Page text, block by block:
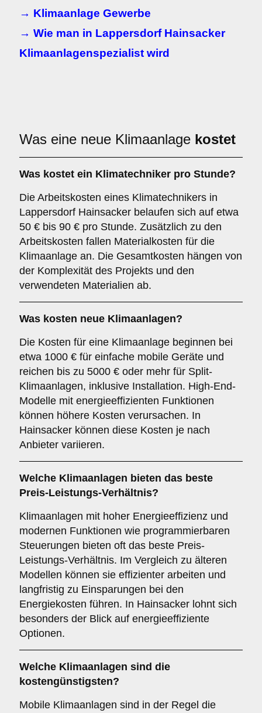
→ Klimaanlage Gewerbe
→ Wie man in Lappersdorf Hainsacker
Klimaanlagenspezialist wird
Was eine neue Klimaanlage kostet
Was kostet ein Klimatechniker pro Stunde?
Die Arbeitskosten eines Klimatechnikers in
Lappersdorf Hainsacker belaufen sich auf etwa
50 € bis 90 € pro Stunde. Zusätzlich zu den
Arbeitskosten fallen Materialkosten für die
Klimaanlage an. Die Gesamtkosten hängen von
der Komplexität des Projekts und den
verwendeten Materialien ab.
Was kosten neue Klimaanlagen?
Die Kosten für eine Klimaanlage beginnen bei
etwa 1000 € für einfache mobile Geräte und
reichen bis zu 5000 € oder mehr für Split-
Klimaanlagen, inklusive Installation. High-End-
Modelle mit energieeffizienten Funktionen
können höhere Kosten verursachen. In
Hainsacker können diese Kosten je nach
Anbieter variieren.
Welche Klimaanlagen bieten das beste
Preis-Leistungs-Verhältnis?
Klimaanlagen mit hoher Energieeffizienz und
modernen Funktionen wie programmierbaren
Steuerungen bieten oft das beste Preis-
Leistungs-Verhältnis. Im Vergleich zu älteren
Modellen können sie effizienter arbeiten und
langfristig zu Einsparungen bei den
Energiekosten führen. In Hainsacker lohnt sich
besonders der Blick auf energieeffiziente
Optionen.
Welche Klimaanlagen sind die
kostengünstigsten?
Mobile Klimaanlagen sind in der Regel die